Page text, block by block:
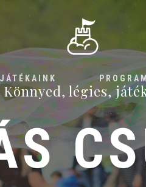
JÁTÉKAINK
Könnyed, légies,